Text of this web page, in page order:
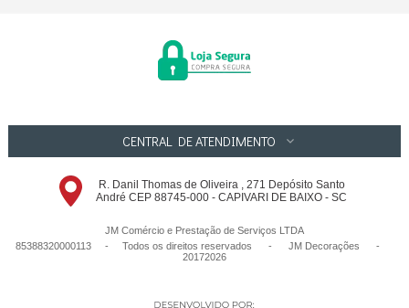
CENTRAL DE ATENDIMENTO
R. Danil Thomas de Oliveira , 271 Depósito Santo
André CEP 88745-000 - CAPIVARI DE BAIXO - SC
JM Comércio e Prestação de Serviços LTDA
85388320000113 - Todos os direitos reservados
- JM Decorações
-
20172026